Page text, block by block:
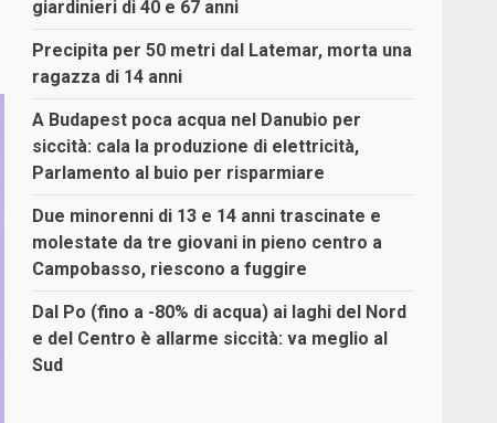
giardinieri di 40 e 67 anni
Precipita per 50 metri dal Latemar, morta una
ragazza di 14 anni
A Budapest poca acqua nel Danubio per
siccità: cala la produzione di elettricità,
Parlamento al buio per risparmiare
Due minorenni di 13 e 14 anni trascinate e
molestate da tre giovani in pieno centro a
Campobasso, riescono a fuggire
Dal Po (fino a -80% di acqua) ai laghi del Nord
e del Centro è allarme siccità: va meglio al
Sud